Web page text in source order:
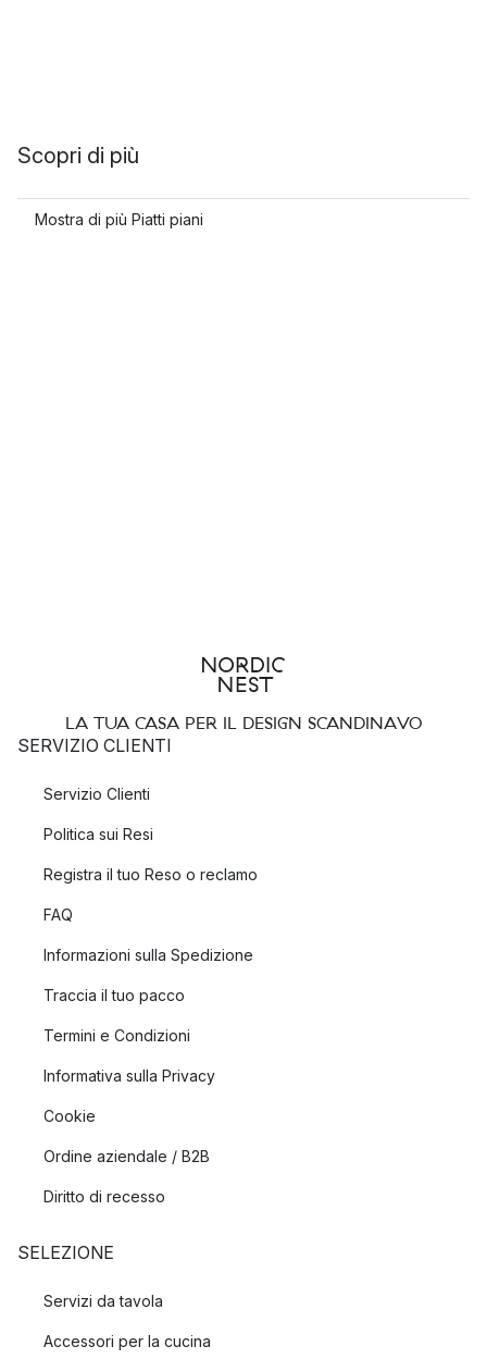
Scopri di più
Mostra di più Piatti piani
LA TUA CASA PER IL DESIGN SCANDINAVO
SERVIZIO CLIENTI
Servizio Clienti
Politica sui Resi
Registra il tuo Reso o reclamo
FAQ
Informazioni sulla Spedizione
Traccia il tuo pacco
Termini e Condizioni
Informativa sulla Privacy
Cookie
Ordine aziendale / B2B
Diritto di recesso
SELEZIONE
Servizi da tavola
Accessori per la cucina